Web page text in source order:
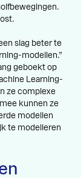
slag beter te
modellen.”
geboekt op
Learning-
ze complexe
kunnen ze
modellen
te modelleren